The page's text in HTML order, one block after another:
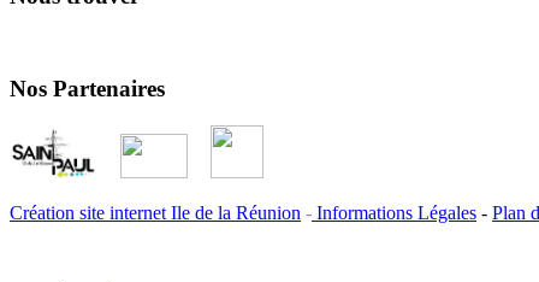
Nos Partenaires
Création site internet Ile de la Réunion - Informations Légales - Plan